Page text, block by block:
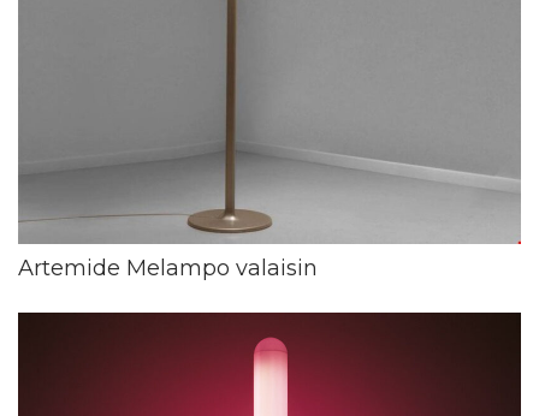
Artemide Melampo valaisin